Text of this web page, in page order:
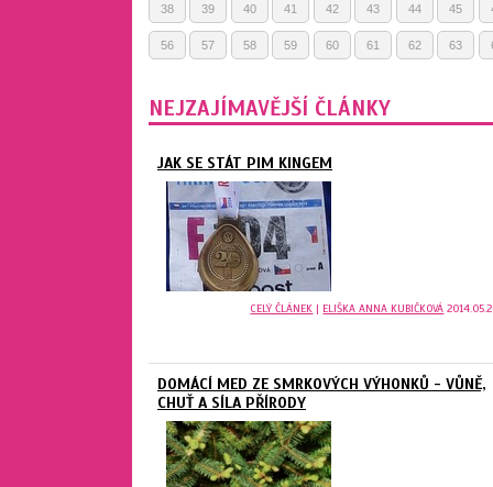
38 39 40 41 42 43 44 45
56 57 58 59 60 61 62 63
NEJZAJÍMAVĚJŠÍ ČLÁNKY
JAK SE STÁT PIM KINGEM
CELÝ ČLÁNEK | ELIŠKA ANNA KUBIČKOVÁ
DOMÁCÍ MED ZE SMRKOVÝCH VÝHONKŮ - VŮNĚ,
CHUŤ A SÍLA PŘÍRODY